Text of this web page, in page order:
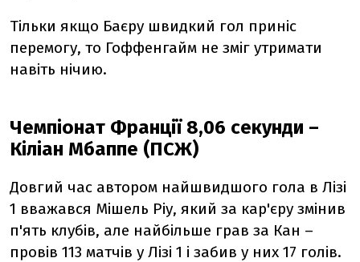
Тільки якщо Баєру швидкий гол приніс
перемогу, то Гоффенгайм не зміг утримати
навіть нічию.
Чемпіонат Франції 8,06 секунди –
Кіліан Мбаппе (ПСЖ)
Довгий час автором найшвидшого гола в Лізі
1 вважався Мішель Ріу, який за кар'єру змінив
п'ять клубів, але найбільше грав за Кан –
провів 113 матчів у Лізі 1 і забив у них 17 голів.